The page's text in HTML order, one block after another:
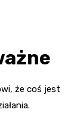
że coś jest